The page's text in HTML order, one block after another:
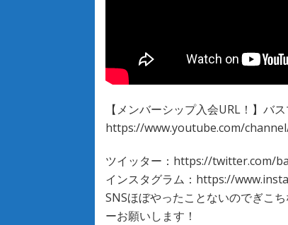
【メンバーシップ入会URL！】バ
https://www.youtube.com/
ツイッター：https://twitter.com/
インスタグラム：https://
SNSほぼやったことないのでぎこ
ーお願いします！